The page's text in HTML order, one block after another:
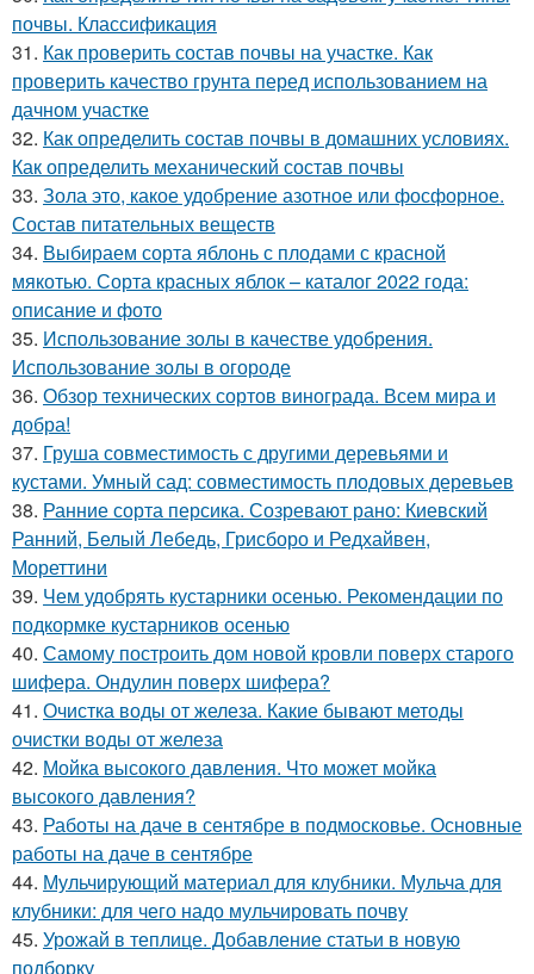
почвы. Классификация
31. Как проверить состав почвы на участке. Как
проверить качество грунта перед использованием на
дачном участке
32. Как определить состав почвы в домашних условиях.
Как определить механический состав почвы
33. Зола это, какое удобрение азотное или фосфорное.
Состав питательных веществ
34. Выбираем сорта яблонь с плодами с красной
мякотью. Сорта красных яблок – каталог 2022 года:
описание и фото
35. Использование золы в качестве удобрения.
Использование золы в огороде
36. Обзор технических сортов винограда. Всем мира и
добра!
37. Груша совместимость с другими деревьями и
кустами. Умный сад: совместимость плодовых деревьев
38. Ранние сорта персика. Созревают рано: Киевский
Ранний, Белый Лебедь, Грисборо и Редхайвен,
Мореттини
39. Чем удобрять кустарники осенью. Рекомендации по
подкормке кустарников осенью
40. Самому построить дом новой кровли поверх старого
шифера. Ондулин поверх шифера?
41. Очистка воды от железа. Какие бывают методы
очистки воды от железа
42. Мойка высокого давления. Что может мойка
высокого давления?
43. Работы на даче в сентябре в подмосковье. Основные
работы на даче в сентябре
44. Мульчирующий материал для клубники. Мульча для
клубники: для чего надо мульчировать почву
45. Урожай в теплице. Добавление статьи в новую
подборку